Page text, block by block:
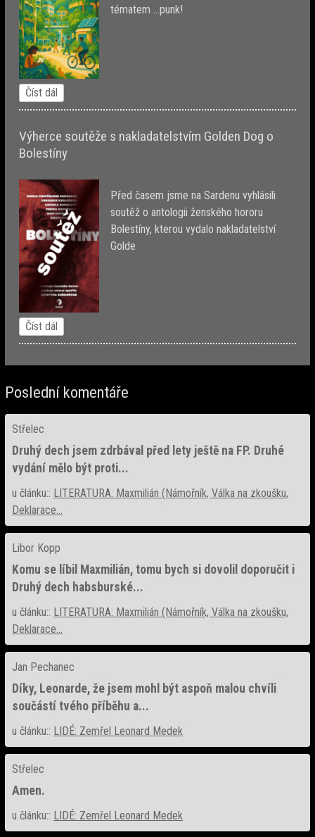
tématem ...punk!
Číst dál
Výherce soutěže s nakladatelstvím Golden Dog o
Bolestíny
Před časem jsme na Sardenu vyhlásili
soutěž o antologii ženského hororu
Bolestíny, kterou vydalo nakladatelství
Golde
Číst dál
Poslední komentáře
Střelec
Druhý dech jsem zdrbával před lety ještě na FP. Druhé
vydání mělo být proti...
u článku:: LITERATURA: Maxmilián (Námořník, Válka na zkoušku,
Deklarace...
Libor Kopp
Komu se líbil Maxmilián, tomu bych si dovolil doporučit i
Druhý dech habsburské...
u článku:: LITERATURA: Maxmilián (Námořník, Válka na zkoušku,
Deklarace...
Jan Pechanec
Díky, Leonarde, že jsem mohl být aspoň malou chvíli
součástí tvého příběhu a...
u článku:: LIDÉ: Zemřel Leonard Medek
Střelec
Amen.
u článku:: LIDÉ: Zemřel Leonard Medek